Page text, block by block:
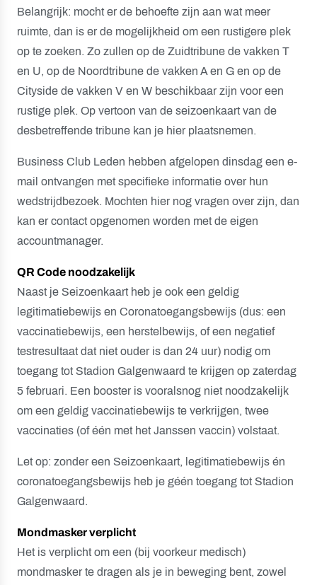
Belangrijk: mocht er de behoefte zijn aan wat meer
ruimte, dan is er de mogelijkheid om een rustigere plek
op te zoeken. Zo zullen op de Zuidtribune de vakken T
en U, op de Noordtribune de vakken A en G en op de
Cityside de vakken V en W beschikbaar zijn voor een
rustige plek. Op vertoon van de seizoenkaart van de
desbetreffende tribune kan je hier plaatsnemen.
Business Club Leden hebben afgelopen dinsdag een e-
mail ontvangen met specifieke informatie over hun
wedstrijdbezoek. Mochten hier nog vragen over zijn, dan
kan er contact opgenomen worden met de eigen
accountmanager.
QR Code noodzakelijk
Naast je Seizoenkaart heb je ook een geldig
legitimatiebewijs en Coronatoegangsbewijs (dus: een
vaccinatiebewijs, een herstelbewijs, of een negatief
testresultaat dat niet ouder is dan 24 uur) nodig om
toegang tot Stadion Galgenwaard te krijgen op zaterdag
5 februari. Een booster is vooralsnog niet noodzakelijk
om een geldig vaccinatiebewijs te verkrijgen, twee
vaccinaties (of één met het Janssen vaccin) volstaat.
Let op: zonder een Seizoenkaart, legitimatiebewijs én
coronatoegangsbewijs heb je géén toegang tot Stadion
Galgenwaard.
Mondmasker verplicht
Het is verplicht om een (bij voorkeur medisch)
mondmasker te dragen als je in beweging bent, zowel